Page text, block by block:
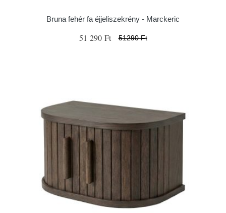
Bruna fehér fa éjjeliszekrény - Marckeric
51 290 Ft 51290 Ft